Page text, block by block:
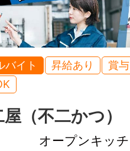
バイト 昇給あり
賞
（不二かつ）
オープンキッチ